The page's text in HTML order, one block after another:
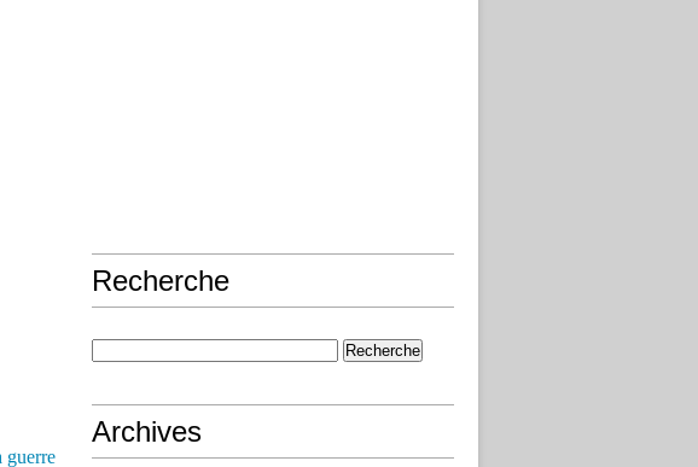
Recherche
Archives